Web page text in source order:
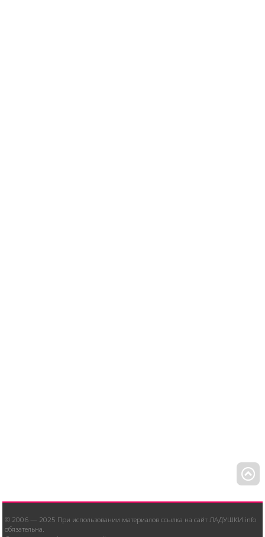
© 2006 — 2025 При использовании материалов ссылка на сайт ЛАДУШКИ.info
обязательна.